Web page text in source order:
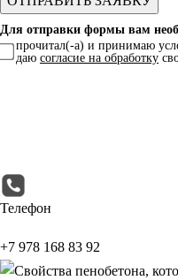
Для отправки формы вам
прочитал(-а) и принимаю
даю согласие на обработку
Телефон
+7 978 168 83 92